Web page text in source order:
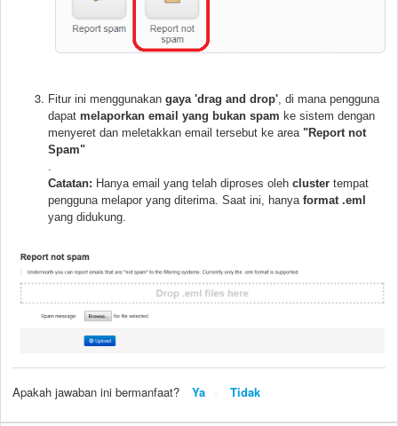
Fitur ini menggunakan gaya 'drag and drop' , di mana pengguna
dapat melaporkan email yang bukan spam ke sistem dengan
menyeret dan meletakkan email tersebut ke area "Report not
Spam"
Catatan: Hanya email yang telah diproses oleh cluster tempat
pengguna melapor yang diterima. Saat ini, hanya format .eml
yang didukung.
Apakah jawaban ini bermanfaat? Ya Tidak